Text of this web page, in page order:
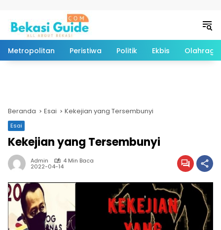
Metropolitan Peristiwa Politik Ekbis Olahraga
Beranda Esai Kekejian yang Tersembunyi
Esai
Kekejian yang Tersembunyi
Admin 4 Min Baca
2022-04-14